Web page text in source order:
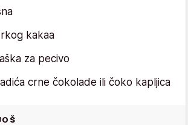
kakaa
za pecivo
crne čokolade ili čoko kapljica